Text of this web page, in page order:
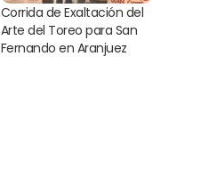
Corrida de Exaltación del
Arte del Toreo para San
Fernando en Aranjuez